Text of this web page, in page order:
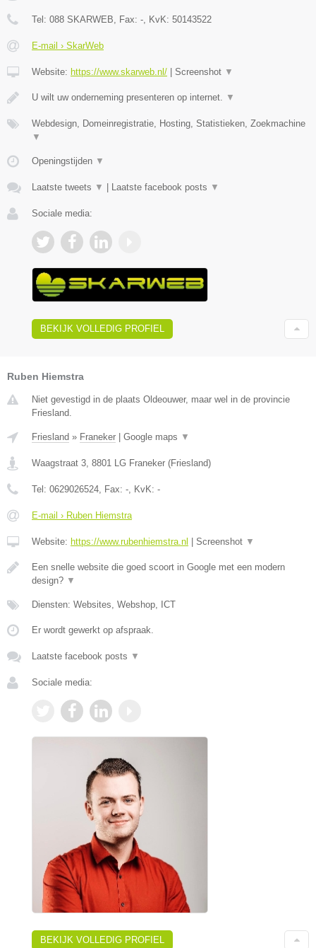
Tel: 088 SKARWEB , Fax: - , KvK: 50143522
E-mail › SkarWeb
Website: https://www.skarweb.nl/ Screenshot ▼
U wilt uw onderneming presenteren op internet. ▼
Webdesign, Domeinregistratie, Hosting, Statistieken, Zoekmachine
▼
Openingstijden ▼
Laatste tweets ▼ Laatste facebook posts ▼
Sociale media:
BEKIJK VOLLEDIG PROFIEL
Ruben Hiemstra
Niet gevestigd in de plaats Oldeouwer, maar wel in de provincie
Friesland.
Friesland » Franeker Google maps ▼
Waagstraat 3, 8801 LG Franeker (Friesland)
Tel: 0629026524, Fax: -, KvK: -
E-mail › Ruben Hiemstra
Website: https://www.rubenhiemstra.nl Screenshot ▼
Een snelle website die goed scoort in Google met een modern
design? ▼
Diensten: Websites, Webshop, ICT
Er wordt gewerkt op afspraak.
Laatste facebook posts ▼
Sociale media:
BEKIJK VOLLEDIG PROFIEL